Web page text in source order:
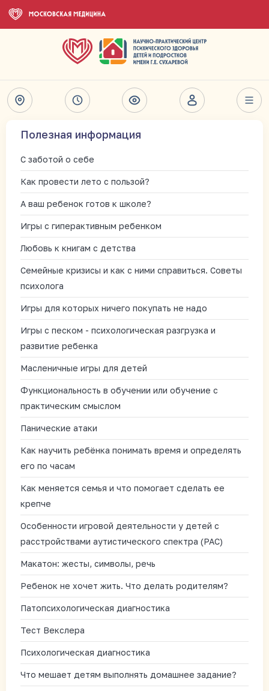
Полезная информация
С заботой о себе
Как провести лето с пользой?
А ваш ребенок готов к школе?
Игры с гиперактивным ребенком
Любовь к книгам с детства
Семейные кризисы и как с ними справиться. Советы
психолога
Игры для которых ничего покупать не надо
Игры с песком - психологическая разгрузка и
развитие ребенка
Масленичные игры для детей
Функциональность в обучении или обучение с
практическим смыслом
Панические атаки
Как научить ребёнка понимать время и определять
его по часам
Как меняется семья и что помогает сделать ее
крепче
Особенности игровой деятельности у детей с
расстройствами аутистического спектра (РАС)
Макатон: жесты, символы, речь
Ребенок не хочет жить. Что делать родителям?
Патопсихологическая диагностика
Тест Векслера
Психологическая диагностика
Что мешает детям выполнять домашнее задание?